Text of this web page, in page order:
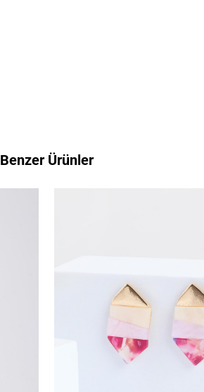
Benzer Ürünler